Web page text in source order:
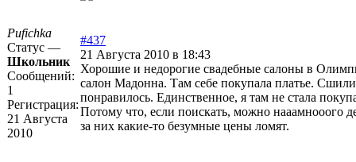
Pufichka
Статус —
Школьник
Сообщений:
1
Регистрация:
21 Августа
2010
#437
21 Августа 2010 в 18:43
Хорошие и недорогие свадебные салоны в
салон Мадонна. Там себе покупала платье.
понравилось. Единственное, я там не стала
Потому что, если поискать, можно нааамнооого
за них какие-то безумные цены ломят.